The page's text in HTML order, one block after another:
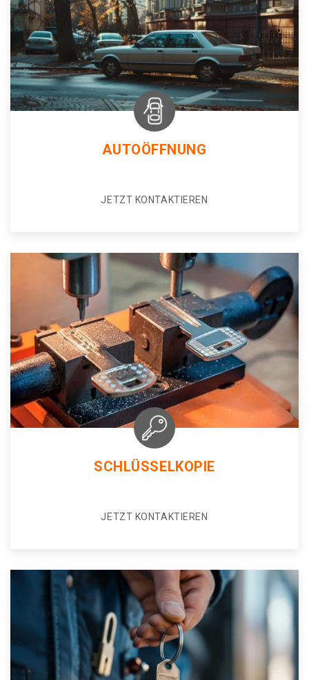
AUTOÖFFNUNG
JETZT KONTAKTIEREN
SCHLÜSSELKOPIE
JETZT KONTAKTIEREN